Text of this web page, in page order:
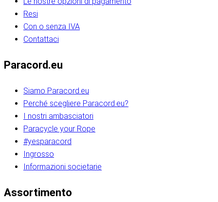
Resi
Con o senza IVA
Contattaci
Paracord.eu
Siamo Paracord.eu
Perché scegliere Paracord.eu?
I nostri ambasciatori
Paracycle your Rope
#yesparacord
Ingrosso
Informazioni societarie​​​​‌ ‍ ​‍​‍‌‍ ‌ ​‍‌‍‍‌‌‍‌ ‌‍‍‌‌‍ ‍​‍​‍​ ‍‍​‍​‍‌ ​ ‌‍​‌‌‍ ‍‌‍‍‌‌ ‌​‌ ‍‌​‍ ‍‌‍‍‌‌‍ ​‍​‍​‍ ​​‍​‍‌‍‍​‌ ​‍‌‍‌‌‌‍‌‍​‍​‍​ ‍‍​‍​‍‌‍‍​‌ ‌​‌ ‌​‌ ​​‌ ​ ​ ‍‍​‍ ​‍ ‌ ​​‌‍​‌‌ ​‍‌‍​‌‌‍​ ‌‍ ‌ ​‍‌‍‌​​‍ ‍‌ ​ ‌‍​‌‌‍ ‍‌‍‍‌‌ ‌​‌ ‍‌​‍ ‍‌ ​ ‌ ‌​‌ ‌‌‌‍‌​‌‍‍‌‌‍ ​‍ ‌‍‍‌‌‍ ‍‌ ‌​‌‍‌‌‌‍ ‍‌ ‌​​‍ ‌‍‌‌‌‍‌​‌‍‍‌‌ ‌​​‍ ‌‍ ‌‌‍ ‌‍‌​‌‍‌‌​ ‌‌ ​​‌ ​‍‌‍‌‌‌ ​ ‌‍‌‌‌‍ ‍‌ ‌​‌‍​‌‌ ‌​‌‍‍‌‌‍ ‌‍ ‍​ ‍ ‌‍‍‌‌‍‌​​ ‌‌‍‌‍‌‍ ‌‍ ‌ ‌​‌‍‌‌‌ ​‍​‍ ‌‌‍​‍‌ ​‍‌‍​‌‌‍ ‍‌‍‌​​‍ ‌‌‍‍‌‌‍ ‌‌ ​​‌ ​‍‌‍‍‌‌‍ ‍‌ ‌​​ ‍ ‌ ‌​‌ ‍‌‌ ​​‌‍‌‌​ ‌‌ ‌​‌ ​‍‌‍​‌‌‍ ‍‌ ​ ‌‍ ​‌‍​‌‌ ‌​‌‍‌‌‌‍‌​​‍ ‌‌‍ ‌‌‍‌‌‌ ​ ‌ ​ ‌‍​‌‌‍‌ ‌‍‌‌​ ‍ ‌ ​​‌‍​‌‌ ‌​‌‍‍​​ ‌‌ ‌‍‌‍​‌‌‍ ​‌ ‌‌‌‍‌‌​‍ ‍‌‍‍‌‌ ‌​‌‌ ‌​‍‌‌‌‌​​ ‌‍​‍‌‍​‌‌ ​ ‌‍‌‌‌‌‌‌‌ ​‍‌‍ ​​ ‌‌‍‍​‌ ‌​‌ ‌​‌ ​​‌ ​ ​‍‌‌​ ​ ‌​​‌​‍‌‌​ ​‍‌​‌‍​‍‌‌​ ​‍‌​‌‍‌ ​​‌‍​‌‌ ​‍‌‍​‌‌‍​ ‌‍ ‌ ​‍‌‍‌​​‍ ‍‌ ​ ‌‍​‌‌‍ ‍‌‍‍‌‌ ‌​‌ ‍‌​‍ ‍‌ ​ ‌ ‌​‌ ‌‌‌‍‌​‌‍‍‌‌‍ ​‍‌‍‌‍‍‌‌‍‌​​ ‌‌‍‌‍‌‍ ‌‍ ‌ ‌​‌‍‌‌‌ ​‍​‍ ‌‌‍​‍‌ ​‍‌‍​‌‌‍ ‍‌‍‌​​‍ ‌‌‍‍‌‌‍ ‌‌ ​​‌ ​‍‌‍‍‌‌‍ ‍‌ ‌​​‍‌‍‌ ‌​‌ ‍‌‌ ​​‌‍‌‌​ ‌‌ ‌​‌ ​‍‌‍​‌‌‍ ‍‌ ​ ‌‍ ​‌‍​‌‌ ‌​‌‍‌‌‌‍‌​​‍ ‌‌‍ ‌‌‍‌‌‌ ​ ‌ ​ ‌‍​‌‌‍‌ ‌‍‌‌​‍‌‍‌ ​​‌‍​‌‌ ‌​‌‍‍​​ ‌‌ ‌‍‌‍​‌‌‍ ​‌ ‌‌‌‍‌‌​‍ ‍‌‍‍‌‌ ‌​‌‌ ‌​‍‌‌‌‌​​‍‌‍‌ ​​‌‍‌‌‌ ​‍‌ ​ ‌ ​​‌‍‌‌‌‍​ ‌ ‌​‌‍‍‌‌ ‌‍‌‍‌‌​ ‌‌ ​​‌ ‌‌‌‍​‍‌‍ ​‌‍‍‌‌ ​ ‌‍‍​‌‍‌‌‌‍‌​​‍​‍‌ ‌​​​​‌ ‍ ​‍​‍‌‍ ‌ ​‍‌‍‍‌‌‍‌ ‌‍‍‌‌‍ ‍​‍​‍​ ‍‍​‍​‍‌ ​ ‌‍​‌‌‍ ‍‌‍‍‌‌ ‌​‌ ‍‌​‍ ‍‌‍‍‌‌‍ ​‍​‍​‍ ​​‍​‍‌‍‍​‌ ​‍‌‍‌‌‌‍‌‍​‍​‍​ ‍‍​‍​‍‌‍‍​‌ ‌​‌ ‌​‌ ​​‌ ​ ​ ‍‍​‍ ​‍ ‌ ​​‌‍​‌‌ ​‍‌‍​‌‌‍​ ‌‍ ‌ ​‍‌‍‌​​‍ ‍‌ ​ ‌‍​‌‌‍ ‍‌‍‍‌‌ ‌​‌ ‍‌​‍ ‍‌ ​ ‌ ‌​‌ ‌‌‌‍‌​‌‍‍‌‌‍ ​‍ ‌‍‍‌‌‍ ‍‌ ‌​‌‍‌‌‌‍ ‍‌ ‌​​‍ ‌‍‌‌‌‍‌​‌‍‍‌‌ ‌​​‍ ‌‍ ‌‌‍ ‌‍‌​‌‍‌‌​ ‌‌ ​​‌ ​‍‌‍‌‌‌ ​ ‌‍‌‌‌‍ ‍‌ ‌​‌‍​‌‌ ‌​‌‍‍‌‌‍ ‌‍ ‍​ ‍ ‌‍‍‌‌‍‌​​ ‌‌‍‌‍‌‍ ‌‍ ‌ ‌​‌‍‌‌‌ ​‍​‍ ‌‌‍​‍‌ ​‍‌‍​‌‌‍ ‍‌‍‌​​‍ ‌‌‍‍‌‌‍ ‌‌ ​​‌ ​‍‌‍‍‌‌‍ ‍‌ ‌​​ ‍ ‌ ‌​‌ ‍‌‌ ​​‌‍‌‌​ ‌‌ ‌​‌ ​‍‌‍​‌‌‍ ‍‌ ​ ‌‍ ​‌‍​‌‌ ‌​‌‍‌‌‌‍‌​​‍ ‌‌‍ ‌‌‍‌‌‌ ​ ‌ ​ ‌‍​‌‌‍‌ ‌‍‌‌​ ‍ ‌ ​​‌‍​‌‌ ‌​‌‍‍​​ ‌‌ ‌‍‌‍​‌‌‍ ​‌ ‌‌‌‍‌‌​‍ ‍‌‍‍‌‌ ‌​‌‌ ‌​‍‌‌‌‌​​ ‌‍​‍‌‍​‌‌ ​ ‌‍‌‌‌‌‌‌‌ ​‍‌‍ ​​ ‌‌‍‍​‌ ‌​‌ ‌​‌ ​​‌ ​ ​‍‌‌​ ​ ‌​​‌​‍‌‌​ ​‍‌​‌‍​‍‌‌​ ​‍‌​‌‍‌ ​​‌‍​‌‌ ​‍‌‍​‌‌‍​ ‌‍ ‌ ​‍‌‍‌​​‍ ‍‌ ​ ‌‍​‌‌‍ ‍‌‍‍‌‌ ‌​‌ ‍‌​‍ ‍‌ ​ ‌ ‌​‌ ‌‌‌‍‌​‌‍‍‌‌‍ ​‍‌‍‌‍‍‌‌‍‌​​ ‌‌‍‌‍‌‍ ‌‍ ‌ ‌​‌‍‌‌‌ ​‍​‍ ‌‌‍​‍‌ ​‍‌‍​‌‌‍ ‍‌‍‌​​‍ ‌‌‍‍‌‌‍ ‌‌ ​​‌ ​‍‌‍‍‌‌‍ ‍‌ ‌​​‍‌‍‌ ‌​‌ ‍‌‌ ​​‌‍‌‌​ ‌‌ ‌​‌ ​‍‌‍​‌‌‍ ‍‌ ​ ‌‍ ​‌‍​‌‌ ‌​‌‍‌‌‌‍‌​​‍ ‌‌‍ ‌‌‍‌‌‌ ​ ‌ ​ ‌‍​‌‌‍‌ ‌‍‌‌​‍‌‍‌ ​​‌‍​‌‌ ‌​‌‍‍​​ ‌‌ ‌‍‌‍​‌‌‍ ​‌ ‌‌‌‍‌‌​‍ ‍‌‍‍‌‌ ‌​‌‌ ‌​‍‌‌‌‌​​‍‌‍‌ ​​‌‍‌‌‌ ​‍‌ ​ ‌ ​​‌‍‌‌‌‍​ ‌ ‌​‌‍‍‌‌ ‌‍‌‍‌‌​ ‌‌ ​​‌ ‌‌‌‍​‍‌‍ ​‌‍‍‌‌ ​ ‌‍‍​‌‍‌‌‌‍‌​​‍​‍‌ ‌
Assortimento